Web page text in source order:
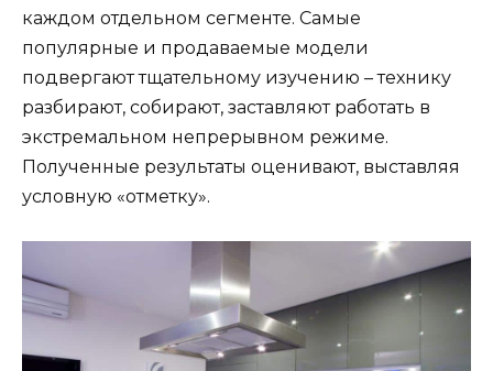
каждом отдельном сегменте. Самые
популярные и продаваемые модели
подвергают тщательному изучению – технику
разбирают, собирают, заставляют работать в
экстремальном непрерывном режиме.
Полученные результаты оценивают, выставляя
условную «отметку».